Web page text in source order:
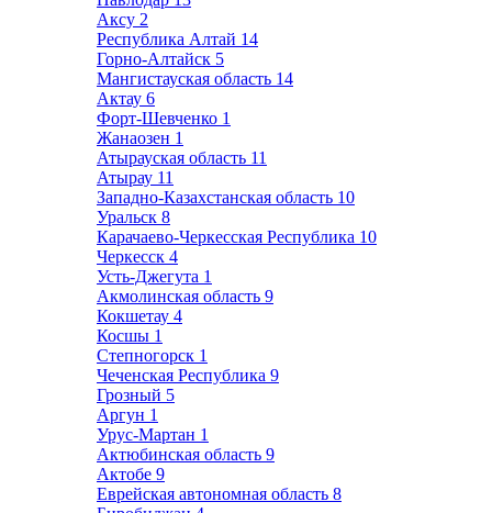
Аксу 2
Республика Алтай 14
Горно-Алтайск 5
Мангистауская область 14
Актау 6
Форт-Шевченко 1
Жанаозен 1
Атырауская область 11
Атырау 11
Западно-Казахстанская область 10
Уральск 8
Карачаево-Черкесская Республика 10
Черкесск 4
Усть-Джегута 1
Акмолинская область 9
Кокшетау 4
Косшы 1
Степногорск 1
Чеченская Республика 9
Грозный 5
Аргун 1
Урус-Мартан 1
Актюбинская область 9
Актобе 9
Еврейская автономная область 8